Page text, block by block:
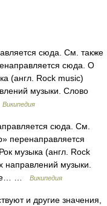
сюда. Cм. также
сюда. О
(англ. Rock music)
музыки. Слово
Википедия
сюда. Cм.
перенаправляется
музыка (англ. Rock
музыки.
…
Википедия
и другие значения,